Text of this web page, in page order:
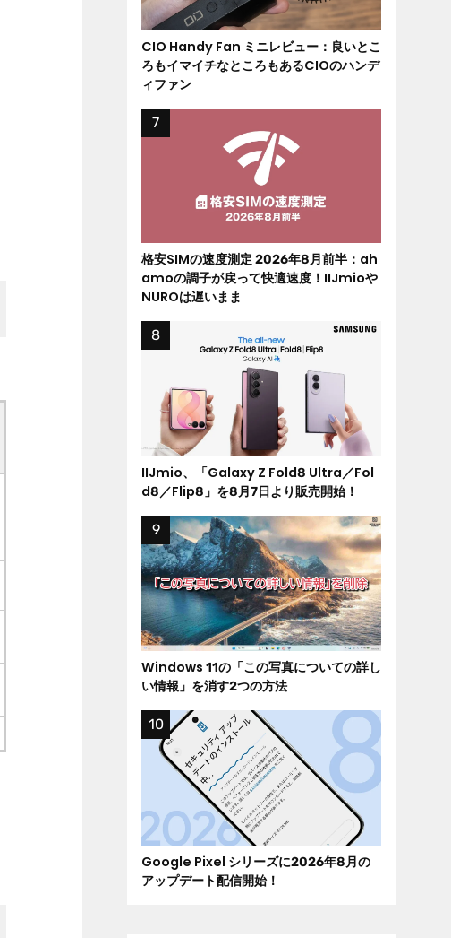
CIO Handy Fan ミニレビュー：良いとこ
ろもイマイチなところもあるCIOのハンデ
ィファン
格安SIMの速度測定 2026年8月前半：ah
amoの調子が戻って快適速度！IIJmioや
NUROは遅いまま
IIJmio、「Galaxy Z Fold8 Ultra／Fol
d8／Flip8」を8月7日より販売開始！
Windows 11の「この写真についての詳し
い情報」を消す2つの方法
Google Pixel シリーズに2026年8月の
アップデート配信開始！